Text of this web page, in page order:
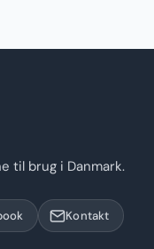
til brug i Danmark.
Kontakt